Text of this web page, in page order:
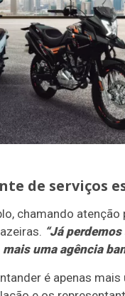
de serviços
chamando
“Já
uma agência
é apenas